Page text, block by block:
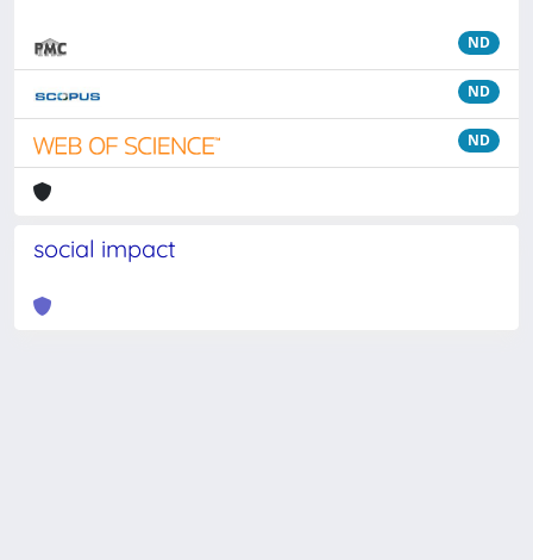
ND
ND
ND
social impact